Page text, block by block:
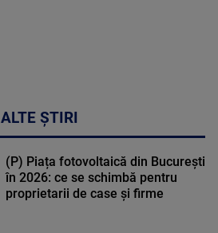
ALTE ȘTIRI
(P) Piața fotovoltaică din București
în 2026: ce se schimbă pentru
proprietarii de case și firme